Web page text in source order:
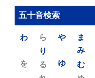
五十音検索
ま
み
む
め
や
ゆ
ら
り
る
れ
わ
を